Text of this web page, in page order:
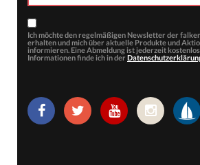
Ich möchte den regelmäßigen Newsletter der
erhalten und mich über aktuelle Produkte und
informieren. Eine Abmeldung ist jederzeit
Informationen finde ich in der